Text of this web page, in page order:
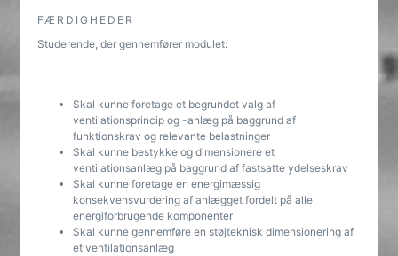
FÆRDIGHEDER
Studerende, der gennemfører modulet:
Skal kunne foretage et begrundet valg af
ventilationsprincip og -anlæg på baggrund af
funktionskrav og relevante belastninger
Skal kunne bestykke og dimensionere et
ventilationsanlæg på baggrund af fastsatte ydelseskrav
Skal kunne foretage en energimæssig
konsekvensvurdering af anlægget fordelt på alle
energiforbrugende komponenter
Skal kunne gennemføre en støjteknisk dimensionering af
et ventilationsanlæg